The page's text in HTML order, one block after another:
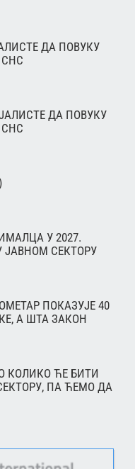
ДА ПОВУКУ
ДА ПОВУКУ
У 2027.
ЈАВНОМ СЕКТОРУ
ПОКАЗУЈЕ 40
А ШТА ЗАКОН
КОЛИКО ЋЕ БИТИ
ПА ЋЕМО ДА